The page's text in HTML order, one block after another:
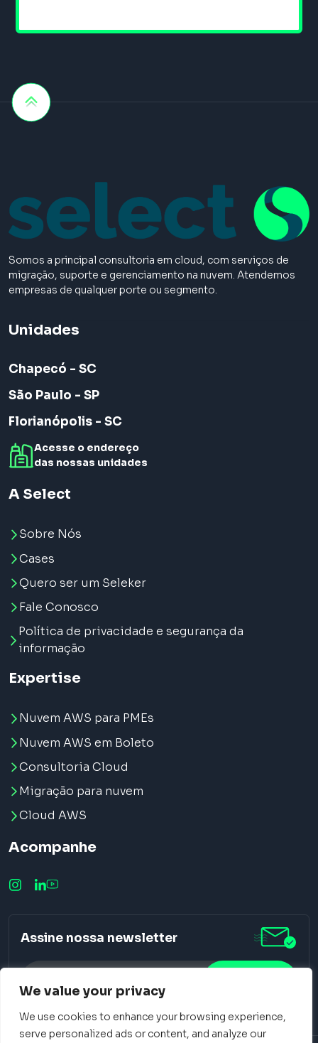
We value your privacy
We use cookies to enhance your browsing experience,
serve personalized ads or content, and analyze our
Somos a principal consultoria em cloud, com serviços de
migração, suporte e gerenciamento na nuvem. Atendemos
empresas de qualquer porte ou segmento.
Unidades
Chapecó - SC
São Paulo - SP
Florianópolis - SC
Acesse o endereço
das nossas unidades
A Select
Sobre Nós
Cases
Quero ser um Seleker
Fale Conosco
Política de privacidade e segurança da
informação
Expertise
Nuvem AWS para PMEs
Nuvem AWS em Boleto
Consultoria Cloud
Migração para nuvem
Cloud AWS
Acompanhe
Assine nossa newsletter
Alternative: